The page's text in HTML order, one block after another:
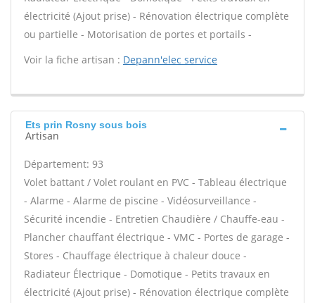
électricité (Ajout prise) - Rénovation électrique complète
ou partielle - Motorisation de portes et portails -
Voir la fiche artisan : Depann'elec service
Ets prin Rosny sous bois
Artisan
Département: 93
Volet battant / Volet roulant en PVC - Tableau électrique
- Alarme - Alarme de piscine - Vidéosurveillance -
Sécurité incendie - Entretien Chaudière / Chauffe-eau -
Plancher chauffant électrique - VMC - Portes de garage -
Stores - Chauffage électrique à chaleur douce -
Radiateur Électrique - Domotique - Petits travaux en
électricité (Ajout prise) - Rénovation électrique complète